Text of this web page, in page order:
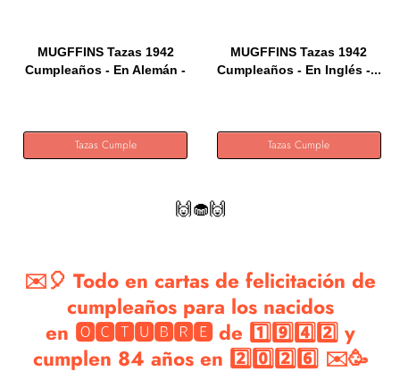
MUGFFINS Tazas 1942
Cumpleaños - En Alemán -
Tazas Cumple
MUGFFINS Tazas 1942
Cumpleaños - En Inglés -...
Tazas Cumple
🙌🧁🙌
✉️🎈 Todo en cartas de felicitación de
cumpleaños para los nacidos
en 🅾🅲🆃🆄🅱🆁🅴 de 1️⃣9️⃣4️⃣2️⃣ y
cumplen 84 años en 2️⃣0️⃣2️⃣6️⃣ ✉️🥳